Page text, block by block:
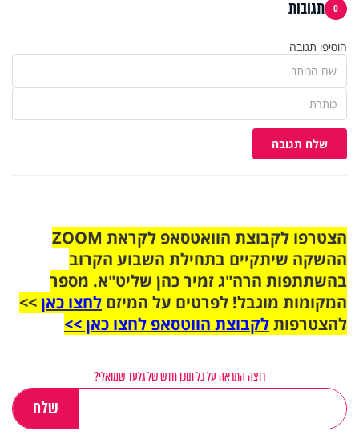
0 תגובות
הוסיפו תגובה
שלח תגובה
הצטרפו לקבוצת הוואטסאפ לקראת ZOOM
ההשקה שיתקיים בתחילת השבוע הקרוב
בהשתתפות הרה"ג זמיר כהן שליט"א. מספר
המקומות מוגבל! לפרטים על המיזם לחצו כאן>>
להצטרפותלקבוצת הווטסאפ לחצו כאן >>
רוצה התראה על כל תוכן חדש של גלעד שמואלי?